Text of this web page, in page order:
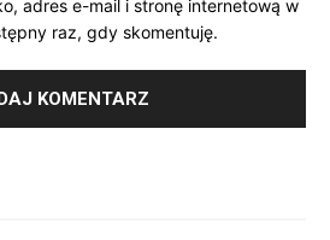
adres e-mail i stronę internetową w
raz, gdy skomentuję.